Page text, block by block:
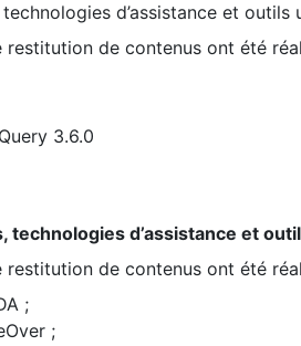
d’assistance et outils
restitution de contenus ont été
3.6.0
technologies d’assistance et
restitution de contenus ont été
;
;